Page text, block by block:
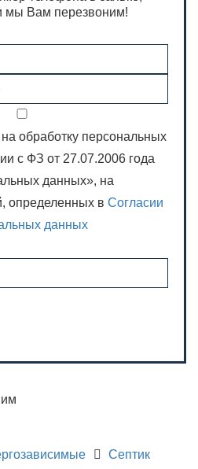
мы Вам перезвоним!
обработку персональных
с ФЗ от 27.07.2006 года
данных», на
определенных в Согласии
данных
Септик